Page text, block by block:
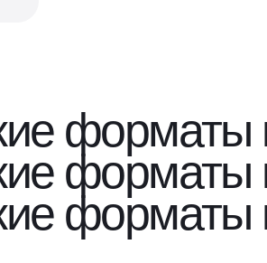
форматы
форматы
форматы